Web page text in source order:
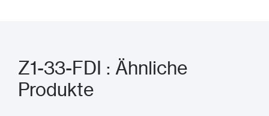
Z1-33-FDI : Ähnliche
Produkte